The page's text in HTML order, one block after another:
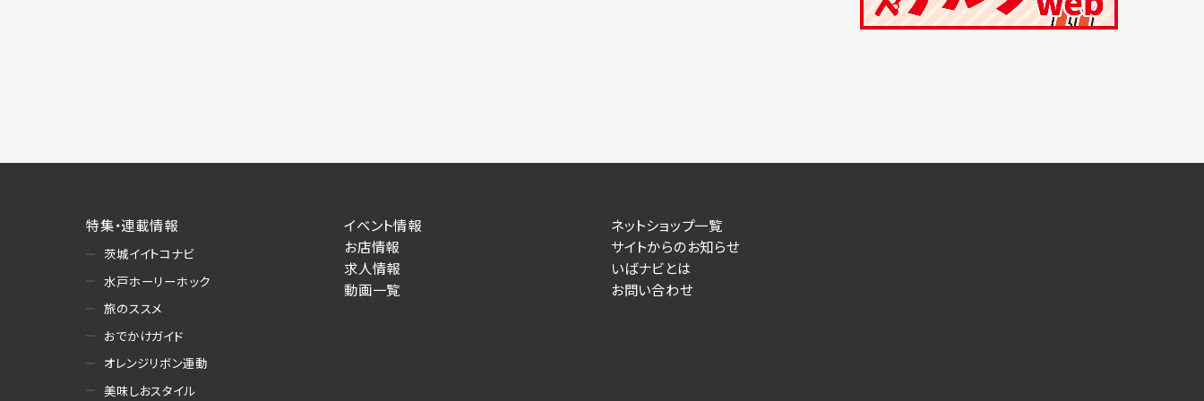
お客様が求職活動・応募等を行った企業によるお客様に対する採用・選考活動およびそれに伴うやりと
求人応募フォームより直接取得した氏名、住所、電話番号、メールアドレス、応募理由
・提供の手段又は方法
書面もしくは電磁的な方法（本サービスが提供する事業主専用の管理画面に表示）
(2)お客様がネット予約フォームより個人情報を送信した事業主（広告主）への提供
・提供の目的
お客様が予約申し込みを行った店舗によるお客様に対するサービス提供、およびその履行に伴うお客様
への連絡・情報提供
・提供する個人情報の項目
特集・連載情報
茨城イイトコナビ
水戸ホーリーホック
旅のススメ
おでかけガイド
オレンジリボン運動
美味しおスタイル
イベント情報
お店情報
求人情報
動画一覧
ネットショップ一覧
サイトからのお知らせ
いばナビとは
お問い合わせ